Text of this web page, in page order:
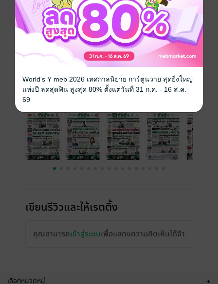
ประเภทไฟล์
วันที่วางขาย 09 ตุลาคม 2566
ความยาว
ฉบับย้อนหลัง
เขียนรีวิวและให้เรตติ้ง
คุณสามารถเข้าสู่ระบบเพื่อแสดงความคิดเห็นได้จ้า
เลือกหมวดหมู่ +
World's Y meb 2026 เทศกาลนิยาย การ์ตูนวาย สุดยิ่งใหญ่
แห่งปี ลดสุดฟิน สูงสุด 80% ตั้งแต่วันที่ 31 ก.ค. - 16 ส.ค.
69